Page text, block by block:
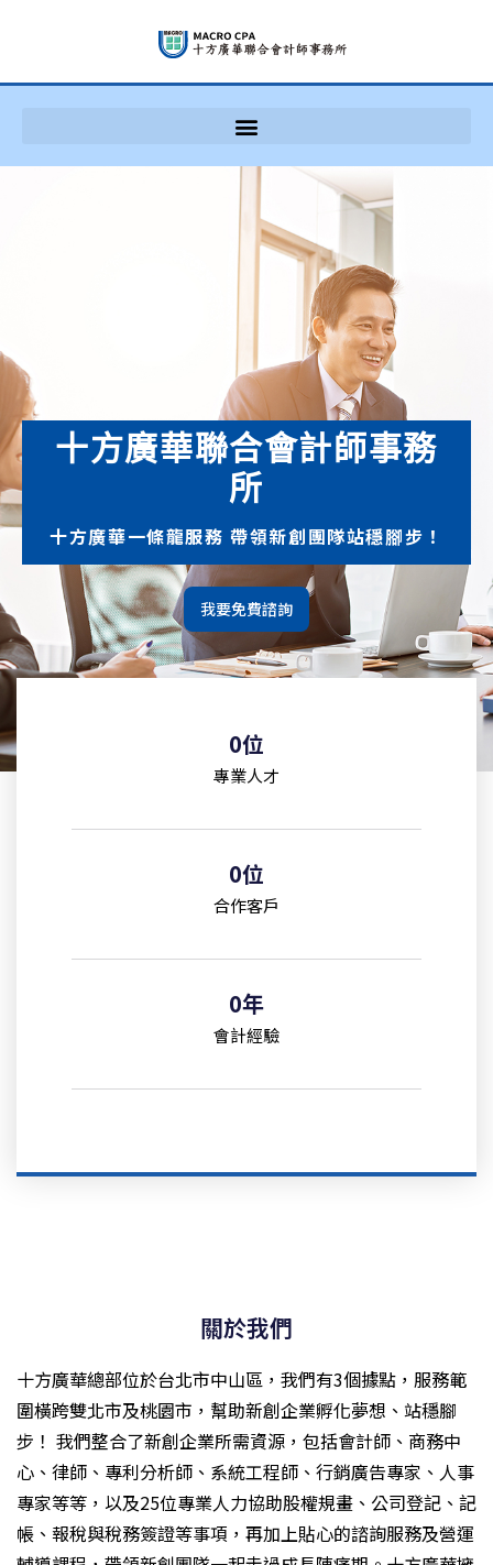
十方廣華聯合會計師事務
所
十方廣華一條龍服務 帶領新創團隊站穩腳步！
我要免費諮詢
專業人才
0位
合作客戶
0位
會計經驗
0年
關於我們
十方廣華總部位於台北市中山區，我們有3個據點，服務範
圍橫跨雙北市及桃園市，幫助新創企業孵化夢想、站穩腳
步！ 我們整合了新創企業所需資源，包括會計師、商務中
心、律師、專利分析師、系統工程師、行銷廣告專家、人事
專家等等，以及25位專業人力協助股權規畫、公司登記、記
帳、報稅與稅務簽證等事項，再加上貼心的諮詢服務及營運